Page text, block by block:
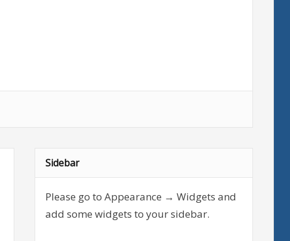
Sidebar
Please go to Appearance → Widgets and
add some widgets to your sidebar.